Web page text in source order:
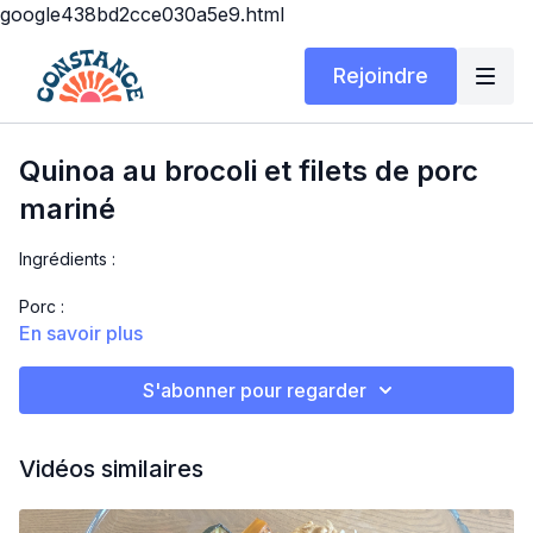
google438bd2cce030a5e9.html
Rejoindre
Quinoa au brocoli et filets de porc
mariné
Ingrédients :
Porc :
1 gros filet de porc
3/4 tasse de bouillon de poulet sans sel
1 citron (zeste et jus)
En savoir plus
S'abonner pour regarder
Vidéos similaires